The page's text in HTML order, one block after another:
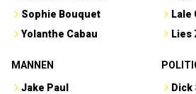
Sophie Bouquet
Yolanthe Cabau
Lale
Lies
MANNEN
Jake Paul
Dick